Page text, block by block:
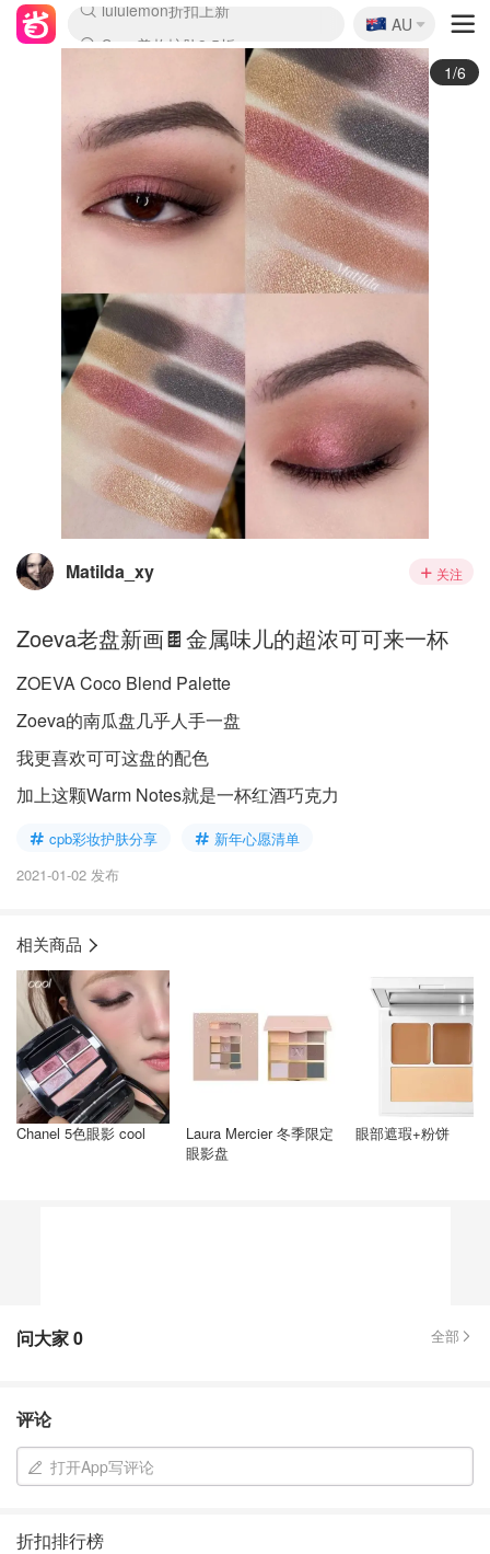
Sasa美妆护肤3.5折
FreshBeauty好价汇总
The Outnet奢牌1折起
Perfumes Club护肤1折
eToro入金$200送$50
ThedoubleF高奢地板价
伊索独家赠50ml沐浴露
SEALIFE海洋馆门票6折
订阅Newsletter送香薰
Harrods圣诞日历2.3折
EVE LOM套装逆天2折
Currentbody美容仪9折
Roborock扫地机3.7折
Amazon阿德莱德次日达
🇦🇺
AU
2/6
Matilda_xy 关注
Zoeva老盘新画🍫金属味儿的超浓可可来一杯
ZOEVA Coco Blend Palette
Zoeva的南瓜盘几乎人手一盘
我更喜欢可可这盘的配色
加上这颗Warm Notes就是一杯红酒巧克力
cpb彩妆护肤分享
新年心愿清单
2021-01-02 发布
相关商品
Chanel 5色眼影 cool
Laura Mercier 冬季限定
眼影盘
眼部遮瑕+粉饼
问大家0 全部
评论
打开App写评论
折扣排行榜